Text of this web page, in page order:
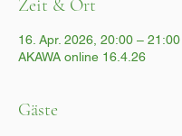
Zeit & Ort
16. Apr. 2026, 20:00 – 21:00
AKAWA online 16.4.26
Gäste